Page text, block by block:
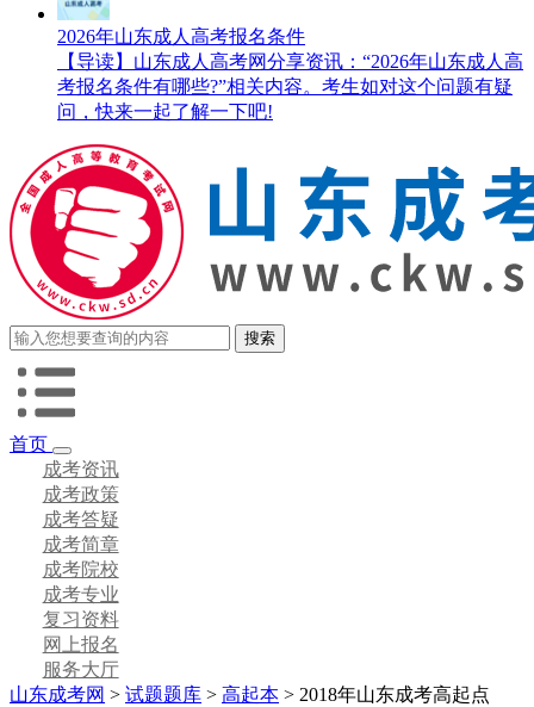
2026年山东成人高考报名条件
【导读】山东成人高考网分享资讯：“2026年山东成人高
考报名条件有哪些?”相关内容。考生如对这个问题有疑
问，快来一起了解一下吧!
首页
成考资讯
成考政策
成考答疑
成考简章
成考院校
成考专业
复习资料
网上报名
服务大厅
山东成考网 > 试题题库 > 高起本 > 2018年山东成考高起点